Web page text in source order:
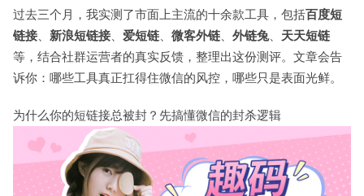
过去三个月，我实测了市面上主流的十余款工具，包括百度短
链接、 新浪短链接、 爱短链、 微客外链、 外链兔、 天天短链
等，结合社群运营者的真实反馈，整理出这份测评。文章会告
诉你：哪些工具真正扛得住微信的风控，哪些只是表面光鲜。
为什么你的短链接总被封？先搞懂微信的封杀逻辑